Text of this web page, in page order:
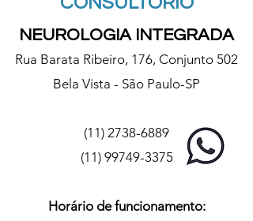
NEUROLOGIA INTEGRADA
Rua Barata Ribeiro, 176, Conjunto 502
Bela Vista - São Paulo-SP
(11) 2738-6889
(11) 99749-3375
Horário de funcionamento: